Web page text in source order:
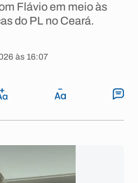
Flávio em meio às
do PL no Ceará.
às 16:07